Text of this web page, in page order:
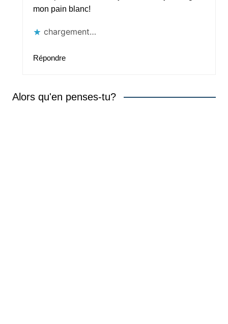
mon pain blanc!
chargement…
Répondre
Alors qu'en penses-tu?